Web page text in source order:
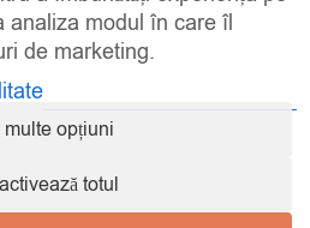
analiza modul în care îl
de marketing.
multe opțiuni
totul